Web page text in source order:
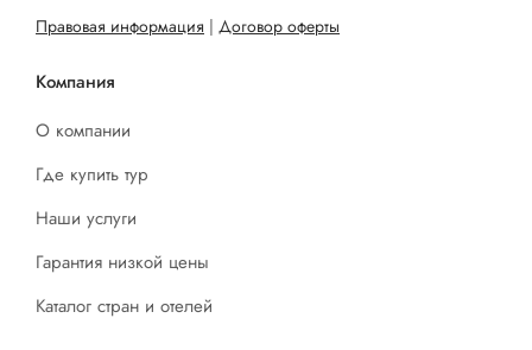
Правовая информация | Договор оферты
Компания
О компании
Где купить тур
Наши услуги
Гарантия низкой цены
Каталог стран и отелей